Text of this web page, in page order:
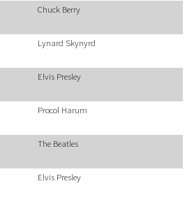
Chuck Berry
Lynard Skynyrd
Elvis Presley
Procol Harum
The Beatles
Elvis Presley